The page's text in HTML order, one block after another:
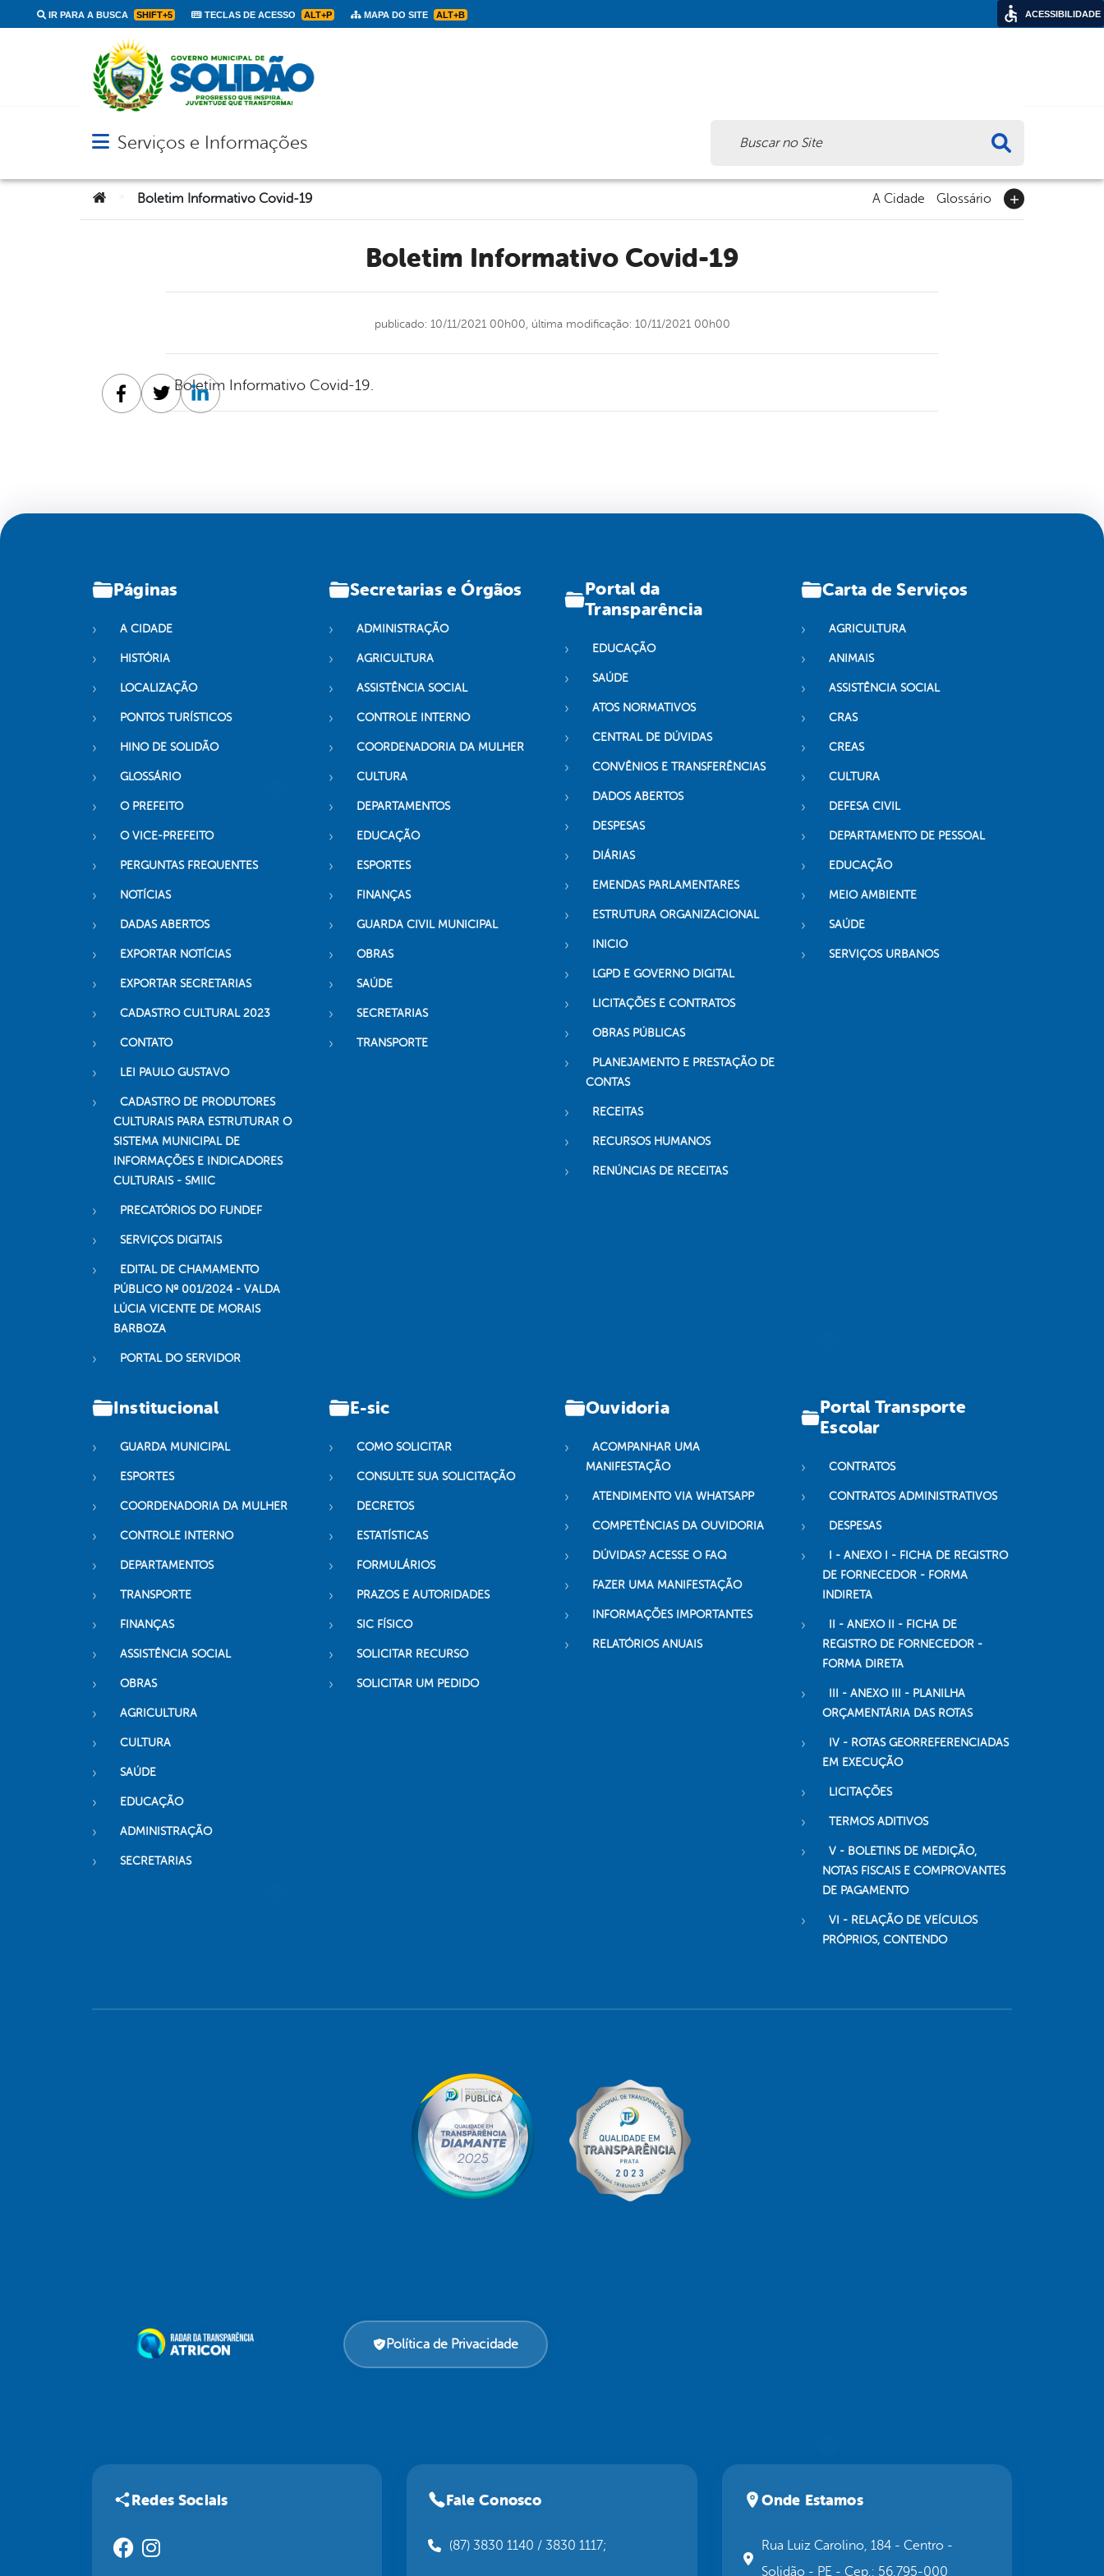
IR PARA A BUSCA SHIFT+5 TECLAS DE ACESSO ALT+P MAPA DO SITE ALT+B
Abrir menu principal de navegação
Serviços e Informações
Você está aqui:Boletim Informativo Covid-19 A Cidade Glossário
Boletim Informativo Covid-19
publicado: 10/11/2021 00h00, última modificação: 10/11/2021 00h00
Boletim Informativo Covid-19.
Facebook
TwitterLinkedin
Páginas
A CIDADE
HISTÓRIA
LOCALIZAÇÃO
PONTOS TURÍSTICOS
HINO DE SOLIDÃO
GLOSSÁRIO
O PREFEITO
O VICE-PREFEITO
PERGUNTAS FREQUENTES
NOTÍCIAS
DADAS ABERTOS
EXPORTAR NOTÍCIAS
EXPORTAR SECRETARIAS
CADASTRO CULTURAL 2023
CONTATO
LEI PAULO GUSTAVO
CADASTRO DE PRODUTORES
CULTURAIS PARA ESTRUTURAR O
SISTEMA MUNICIPAL DE
INFORMAÇÕES E INDICADORES
CULTURAIS - SMIIC
PRECATÓRIOS DO FUNDEF
SERVIÇOS DIGITAIS
EDITAL DE CHAMAMENTO
PÚBLICO Nº 001/2024 - VALDA
LÚCIA VICENTE DE MORAIS
BARBOZA
PORTAL DO SERVIDOR
Secretarias e Órgãos
ADMINISTRAÇÃO
AGRICULTURA
ASSISTÊNCIA SOCIAL
CONTROLE INTERNO
COORDENADORIA DA MULHER
CULTURA
DEPARTAMENTOS
EDUCAÇÃO
ESPORTES
FINANÇAS
GUARDA CIVIL MUNICIPAL
OBRAS
SAÚDE
SECRETARIAS
TRANSPORTE
Portal da
Transparência
EDUCAÇÃO
SAÚDE
ATOS NORMATIVOS
CENTRAL DE DÚVIDAS
CONVÊNIOS E TRANSFERÊNCIAS
DADOS ABERTOS
DESPESAS
DIÁRIAS
EMENDAS PARLAMENTARES
ESTRUTURA ORGANIZACIONAL
INICIO
LGPD E GOVERNO DIGITAL
LICITAÇÕES E CONTRATOS
OBRAS PÚBLICAS
PLANEJAMENTO E PRESTAÇÃO DE
CONTAS
RECEITAS
RECURSOS HUMANOS
RENÚNCIAS DE RECEITAS
Carta de Serviços
AGRICULTURA
ANIMAIS
ASSISTÊNCIA SOCIAL
CRAS
CREAS
CULTURA
DEFESA CIVIL
DEPARTAMENTO DE PESSOAL
EDUCAÇÃO
MEIO AMBIENTE
SAÚDE
SERVIÇOS URBANOS
Institucional
GUARDA MUNICIPAL
ESPORTES
COORDENADORIA DA MULHER
CONTROLE INTERNO
DEPARTAMENTOS
TRANSPORTE
FINANÇAS
ASSISTÊNCIA SOCIAL
OBRAS
AGRICULTURA
CULTURA
SAÚDE
EDUCAÇÃO
ADMINISTRAÇÃO
SECRETARIAS
E-sic
COMO SOLICITAR
CONSULTE SUA SOLICITAÇÃO
DECRETOS
ESTATÍSTICAS
FORMULÁRIOS
PRAZOS E AUTORIDADES
SIC FÍSICO
SOLICITAR RECURSO
SOLICITAR UM PEDIDO
Ouvidoria
ACOMPANHAR UMA
MANIFESTAÇÃO
ATENDIMENTO VIA WHATSAPP
COMPETÊNCIAS DA OUVIDORIA
DÚVIDAS? ACESSE O FAQ
FAZER UMA MANIFESTAÇÃO
INFORMAÇÕES IMPORTANTES
RELATÓRIOS ANUAIS
Portal Transporte
Escolar
CONTRATOS
CONTRATOS ADMINISTRATIVOS
DESPESAS
I - ANEXO I - FICHA DE REGISTRO
DE FORNECEDOR - FORMA
INDIRETA
II - ANEXO II - FICHA DE
REGISTRO DE FORNECEDOR -
FORMA DIRETA
III - ANEXO III - PLANILHA
ORÇAMENTÁRIA DAS ROTAS
IV - ROTAS GEORREFERENCIADAS
EM EXECUÇÃO
LICITAÇÕES
TERMOS ADITIVOS
V - BOLETINS DE MEDIÇÃO,
NOTAS FISCAIS E COMPROVANTES
DE PAGAMENTO
VI - RELAÇÃO DE VEÍCULOS
PRÓPRIOS, CONTENDO
Política de Privacidade
Redes Sociais Fale Conosco
(87) 3830 1140 / 3830 1117;
Onde Estamos
Rua Luiz Carolino, 184 - Centro -
Solidão - PE - Cep.: 56.795-000
ACESSIBILIDADE